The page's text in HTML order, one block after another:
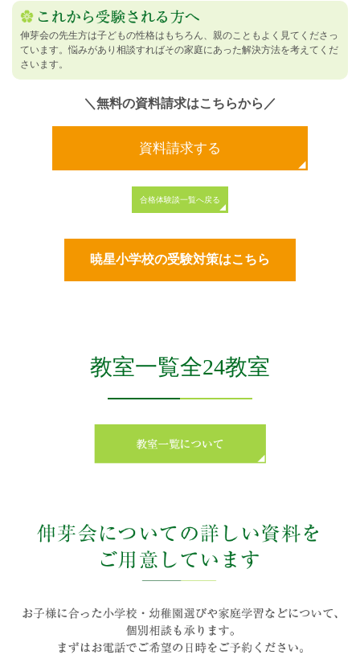
伸芽会の先生方は子どもの性格はもちろん、親のこともよく見てくださっ
ています。悩みがあり相談すればその家庭にあった解決方法を考えてくだ
さいます。
＼無料の資料請求はこちらから／
資料請求する
合格体験談一覧へ戻る
暁星小学校の受験対策はこちら
教室一覧全24教室